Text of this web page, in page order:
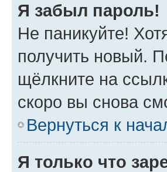
Я забыл пароль!
Не паникуйте!
получить новый.
щёлкните на
скоро вы снова
Вернуться к
Я только что